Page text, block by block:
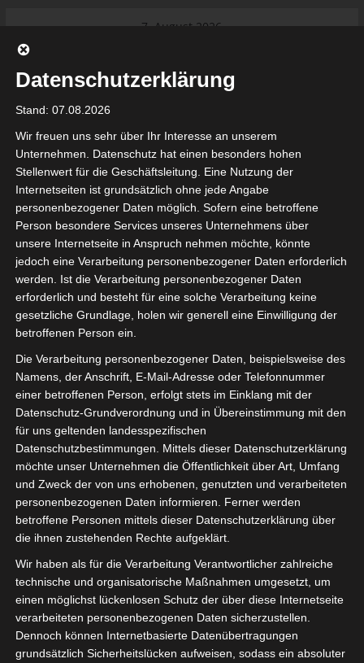
7. August 2026
beginnt am 22. und 23. August
2026 (Update)
Meisterschaft an
Ligue 1 Pro: Spielplan der ersten 15
Spieltage der Saison 2026/2027
Ligue 2 Pro Tunesien 2026/2027 –
Saison beginnt am am 19./20.
September 2026
Internationaler Sportgerichtshof
lehnt Eilverfahren ab – AS Soliman
steuert auf die Ligue 2 zu
tunesienfussball.de
Tunesien Ligafußball
Für die Nutzung von Google Adsense (Google Ireland Limited, Gordon
Barrow Street, Dublin, D04 E5W5, Ireland) benötigen wir laut DSGVO Ihre
Zustimmung. Es werden seitens Google Adsense personenbezogene Daten
erhoben, verarbeitet und gespeichert. Welche Daten genau entnehmen Sie
den Datenschutzbedingungen.
Google Adsenseist deaktiviert. ✓ Erlauben Datenschutzbedingungen
Datenschutzerklärung
Stand: 07.08.2026
Wir freuen uns sehr über Ihr Interesse an unserem
Unternehmen. Datenschutz hat einen besonders hohen
Stellenwert für die Geschäftsleitung. Eine Nutzung der
Internetseiten ist grundsätzlich ohne jede Angabe
personenbezogener Daten möglich. Sofern eine betroffene
Person besondere Services unseres Unternehmens über
unsere Internetseite in Anspruch nehmen möchte, könnte
jedoch eine Verarbeitung personenbezogener Daten erforderlich
werden. Ist die Verarbeitung personenbezogener Daten
erforderlich und besteht für eine solche Verarbeitung keine
gesetzliche Grundlage, holen wir generell eine Einwilligung der
betroffenen Person ein.
Die Verarbeitung personenbezogener Daten, beispielsweise des
Namens, der Anschrift, E-Mail-Adresse oder Telefonnummer
einer betroffenen Person, erfolgt stets im Einklang mit der
Datenschutz-Grundverordnung und in Übereinstimmung mit den
für uns geltenden landesspezifischen
Datenschutzbestimmungen. Mittels dieser Datenschutzerklärung
möchte unser Unternehmen die Öffentlichkeit über Art, Umfang
und Zweck der von uns erhobenen, genutzten und verarbeiteten
personenbezogenen Daten informieren. Ferner werden
betroffene Personen mittels dieser Datenschutzerklärung über
die ihnen zustehenden Rechte aufgeklärt.
Wir haben als für die Verarbeitung Verantwortlicher zahlreiche
technische und organisatorische Maßnahmen umgesetzt, um
einen möglichst lückenlosen Schutz der über diese Internetseite
verarbeiteten personenbezogenen Daten sicherzustellen.
Dennoch können Internetbasierte Datenübertragungen
grundsätzlich Sicherheitslücken aufweisen, sodass ein absoluter